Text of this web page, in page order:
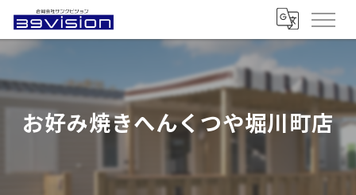
お好み焼きへんくつや堀川町店